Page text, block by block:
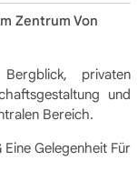
Zentrum Von
privaten
und
Bereich.
Eine Gelegenheit Für